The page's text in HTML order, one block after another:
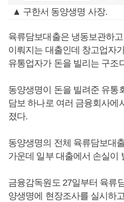
▲ 구한서 동양생명 사장.
육류담보대출은 냉동보관하
이뤄지는 대출인데 창고업자
유통업자가 돈을 빌리는 구조
동양생명이 돈을 빌려준 유통
담보 하나로 여러 금융회사에
졌다.
동양생명의 전체 육류담보대
가운데 일부 대출에서 손실이
금융감독원도 27일부터 육류
양생명에 현장조사를 실시하